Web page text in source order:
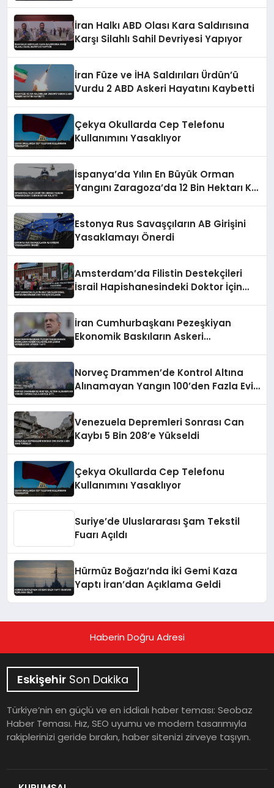
İran Halkı ABD Olası Kara Saldırısına
Karşı Silahlı Sahil Devriyesi Yapıyor
İran Füze ve İHA Saldırıları Ürdün’ü
Vurdu 2 ABD Askeri Hayatını Kaybetti
Çekya Okullarda Cep Telefonu
Kullanımını Yasaklıyor
İspanya’da Yılın En Büyük Orman
Yangını Zaragoza’da 12 Bin Hektarı Kül
Estonya Rus Savaşçıların AB Girişini
Yasaklamayı Önerdi
Amsterdam’da Filistin Destekçileri
İsrail Hapishanesindeki Doktor İçin
İran Cumhurbaşkanı Pezeşkiyan
Ekonomik Baskıların Askeri
Norveç Drammen’de Kontrol Altına
Alınamayan Yangın 100’den Fazla Evi
Venezuela Depremleri Sonrası Can
Kaybı 5 Bin 208’e Yükseldi
Çekya Okullarda Cep Telefonu
Kullanımını Yasaklıyor
Suriye’de Uluslararası Şam Tekstil
Fuarı Açıldı
Hürmüz Boğazı’nda İki Gemi Kaza
Yaptı İran’dan Açıklama Geldi
Haberin Doğru Adresi
Eskişehir Son Dakika
Türkiye’nin en güçlü ve en iddialı haber teması: Seobaz
Haber Teması. Hız, SEO uyumu ve modern tasarımıyla
rakiplerinizi geride bırakın, haber sitenizi zirveye taşıyın.